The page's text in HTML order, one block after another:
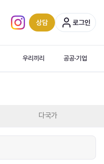
인스타그램 (새 탭)
상담 로그인
우리끼리 공공·기업
다국가